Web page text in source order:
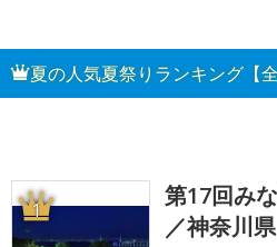
夏の人気夏祭りランキング【
1
第17回み
／神奈川県